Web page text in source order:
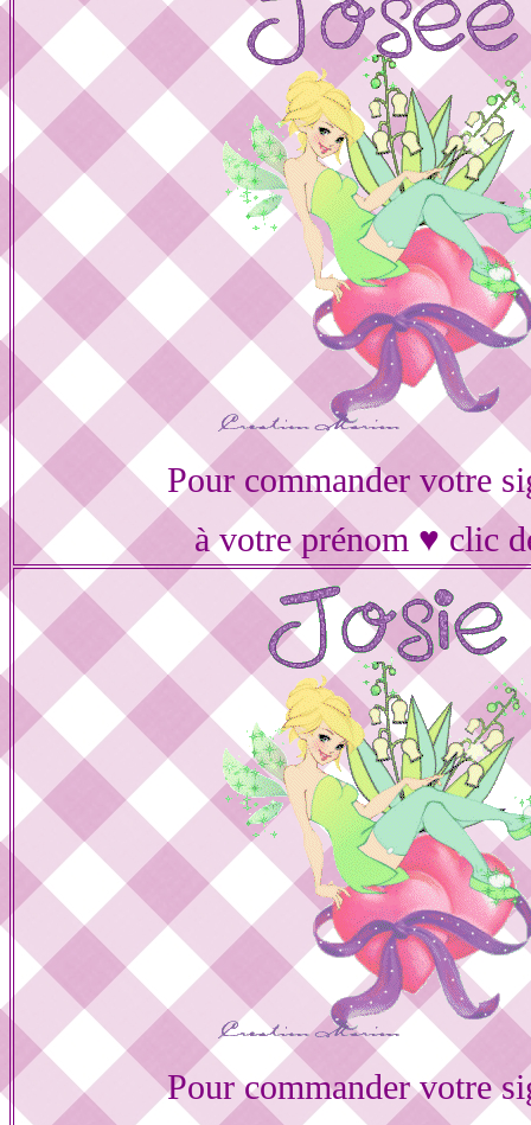
Pour commander votre
à votre prénom ♥ clic
Pour commander votre